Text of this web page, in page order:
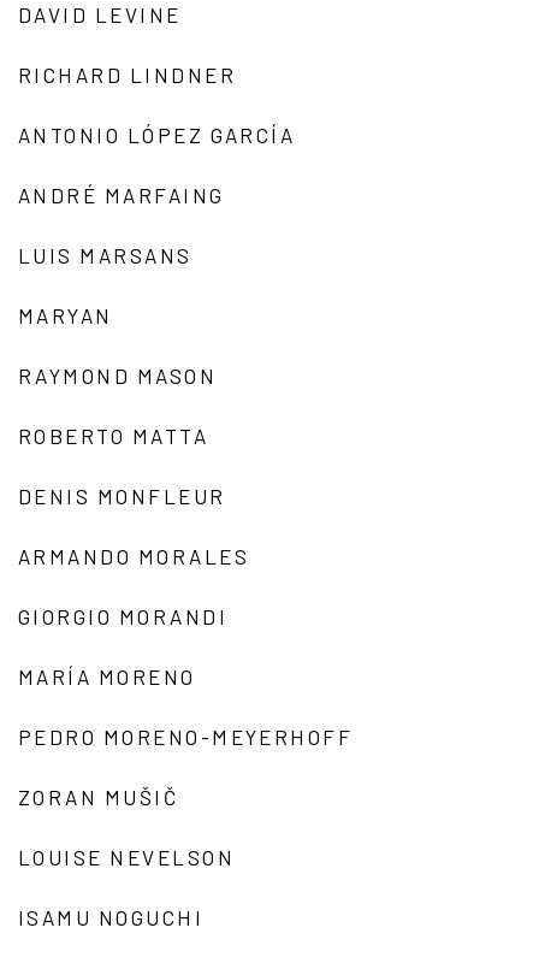
DAVID LEVINE
RICHARD LINDNER
ANTONIO LÓPEZ GARCÍA
ANDRÉ MARFAING
LUIS MARSANS
MARYAN
RAYMOND MASON
ROBERTO MATTA
DENIS MONFLEUR
ARMANDO MORALES
GIORGIO MORANDI
MARÍA MORENO
PEDRO MORENO-MEYERHOFF
ZORAN MUŠIČ
LOUISE NEVELSON
ISAMU NOGUCHI